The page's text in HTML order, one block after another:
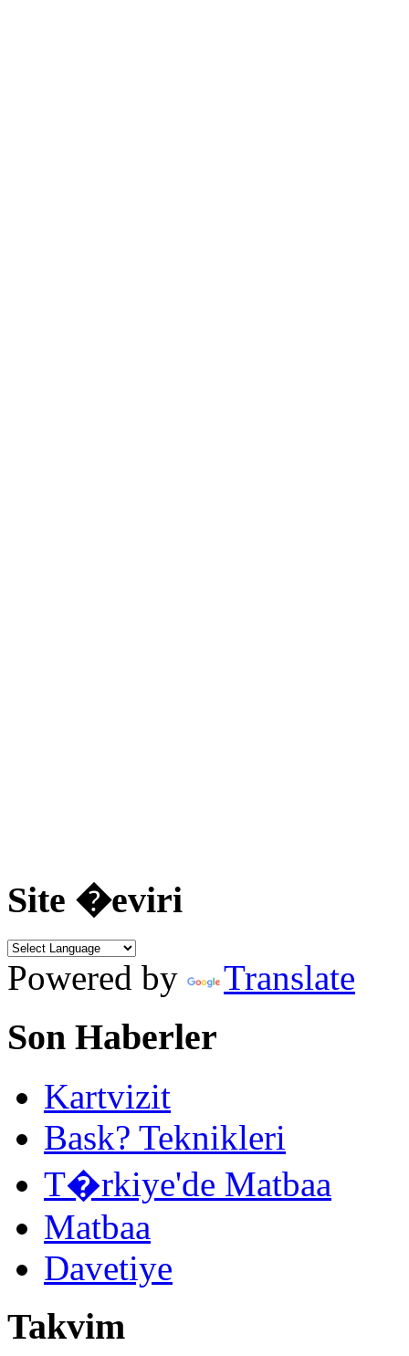
Site �eviri
Powered by Translate
Son Haberler
Kartvizit
Bask? Teknikleri
T�rkiye'de Matbaa
Matbaa
Davetiye
Takvim